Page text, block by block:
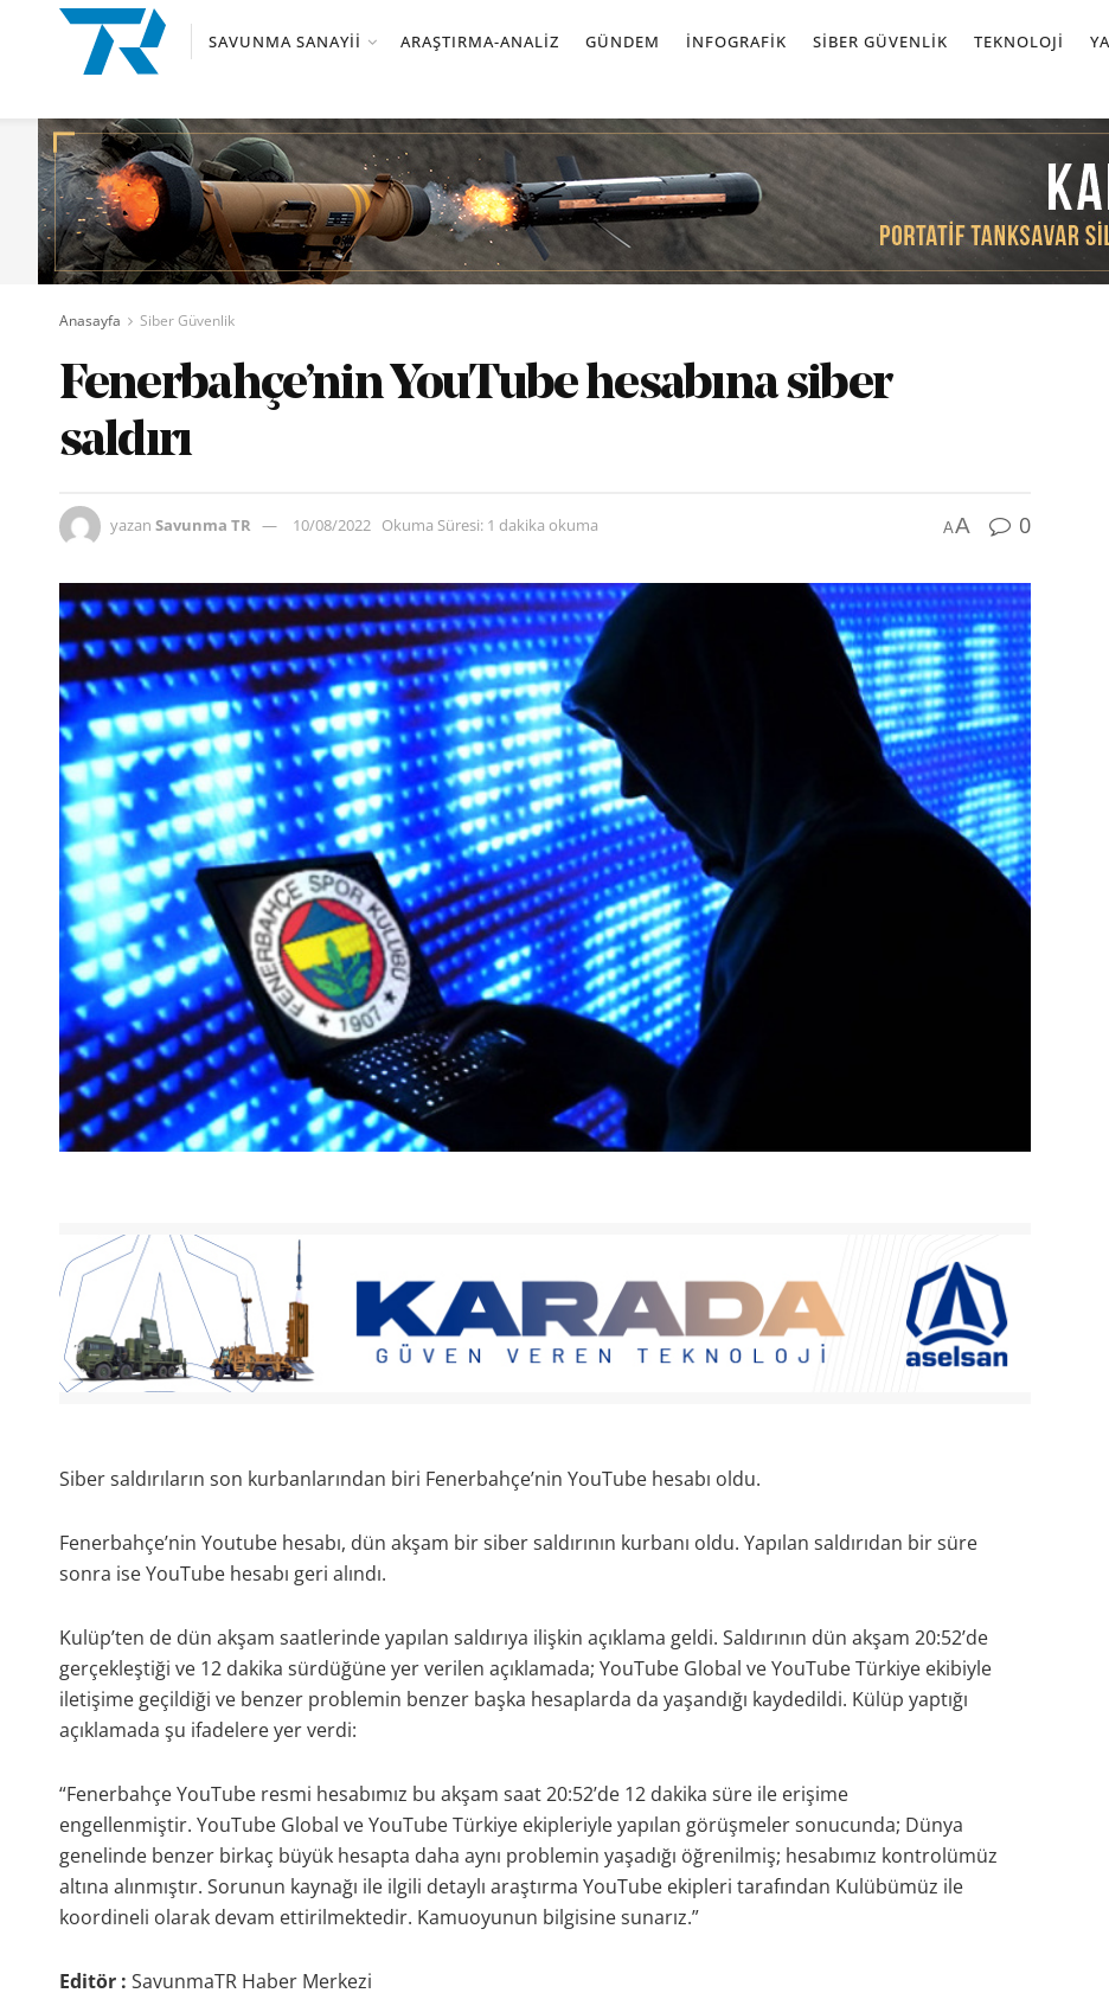
SAVUNMA SANAYII ARAŞTIRMA-ANALIZ GÜNDEM İNFOGRAFIK SIBER GÜVENLIK TEKNOLOJI
Anasayfa Siber Güvenlik
Fenerbahçe’nin YouTube hesabına siber
saldırı
yazan Savunma TR 10/08/2022 Okuma Süresi: 1 dakika okuma AA 0
Siber saldırıların son kurbanlarından biri Fenerbahçe’nin YouTube hesabı oldu.
Fenerbahçe’nin Youtube hesabı, dün akşam bir siber saldırının kurbanı oldu. Yapılan saldırıdan bir süre
sonra ise YouTube hesabı geri alındı.
Kulüp’ten de dün akşam saatlerinde yapılan saldırıya ilişkin açıklama geldi. Saldırının dün akşam 20:52’de
gerçekleştiği ve 12 dakika sürdüğüne yer verilen açıklamada; YouTube Global ve YouTube Türkiye ekibiyle
iletişime geçildiği ve benzer problemin benzer başka hesaplarda da yaşandığı kaydedildi. Külüp yaptığı
açıklamada şu ifadelere yer verdi:
“Fenerbahçe YouTube resmi hesabımız bu akşam saat 20:52’de 12 dakika süre ile erişime
engellenmiştir. YouTube Global ve YouTube Türkiye ekipleriyle yapılan görüşmeler sonucunda; Dünya
genelinde benzer birkaç büyük hesapta daha aynı problemin yaşadığı öğrenilmiş; hesabımız kontrolümüz
altına alınmıştır. Sorunun kaynağı ile ilgili detaylı araştırma YouTube ekipleri tarafından Kulübümüz ile
koordineli olarak devam ettirilmektedir. Kamuoyunun bilgisine sunarız.”
Editör : SavunmaTR Haber Merkezi